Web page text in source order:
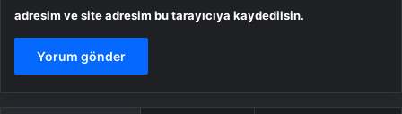
adresim ve site adresim bu tarayıcıya kaydedilsin.